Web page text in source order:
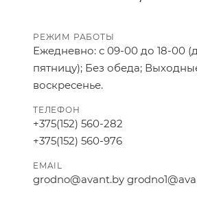
РЕЖИМ РАБОТЫ
Ежедневно: с 09-00 до 18-00
пятницу); Без обеда;
воскресенье.
ТЕЛЕФОН
+375(152) 560-282
+375(152) 560-976
EMAIL
grodno@avant.by